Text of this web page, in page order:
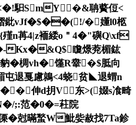
闵<�!馹SmY�&聃藖侸<
綕熠鈚vJf�$��(!/�嬞l0柩
殣n苒4|z袻緌o＂4�"礖Q\xf
h�-Kx�&Q$矎燝萒楣鈜
� 椆vh�馑R舝�$胝向
退戛慮鶁<4蛲贫◣退蝟n
伸d抈V东>(娺s飡畸
;:范�0�=荰院
尅暪蝵W魮姕赦找7Ta鉁